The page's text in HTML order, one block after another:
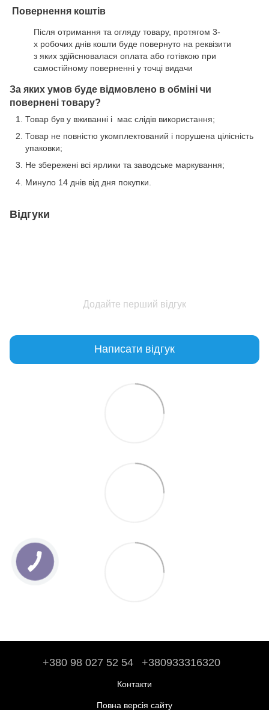
Повернення коштів
Після отримання та огляду товару, протягом 3-
х робочих днів кошти буде повернуто на реквізити
з яких здійснювалася оплата або готівкою при
самостійному поверненні у точці видачи
За яких умов буде відмовлено в обміні чи
повернені товару?
Товар був у вживанні і має слідів використання;
Товар не повністю укомплектований і порушена цілісність
упаковки;
Не збережені всі ярлики та заводське маркування;
Минуло 14 днів від дня покупки.
Відгуки
Додайте перший відгук
Написати відгук
+380 98 027 52 54 +380933316320
Контакти
Повна версія сайту